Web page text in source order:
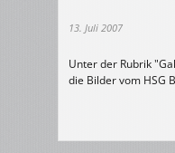
13. Juli 2007
Unter der Rubrik
die Bilder vom HSG